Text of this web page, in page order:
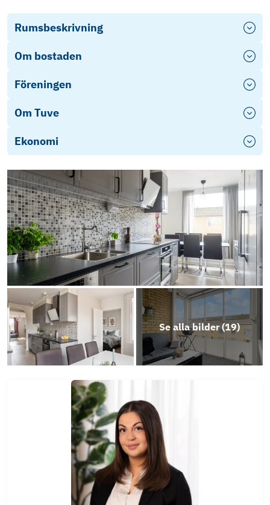
Rumsbeskrivning
Om bostaden
Föreningen
Om Tuve
Ekonomi
Se alla bilder (19)